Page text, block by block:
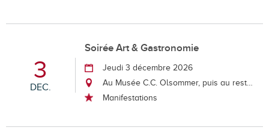
3
DEC.
Soirée Art & Gastronomie
Jeudi 3 décembre 2026
Au Musée C.C. Olsommer, puis au restaurant le Muzot
Manifestations